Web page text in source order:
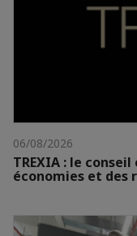
06/08/2026
TREXIA : le
économies et des